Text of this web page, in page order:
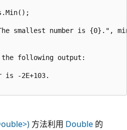
smallest number is {0}.",
the following output:
is -2E+103.
方法利用 Double 的